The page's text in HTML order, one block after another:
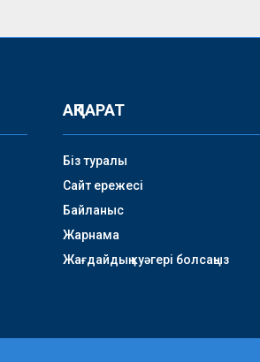
АҚПАРАТ
Біз туралы
Сайт ережесі
Байланыс
Жарнама
Жағдайдың куәгері болсаңыз